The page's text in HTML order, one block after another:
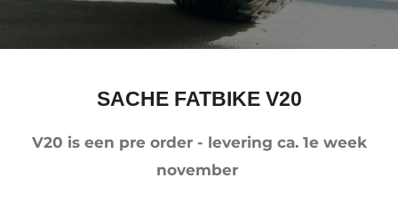
SACHE FATBIKE V20
V20 is een pre order - levering ca. 1e week
november